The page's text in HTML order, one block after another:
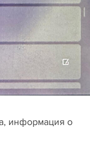
информация о